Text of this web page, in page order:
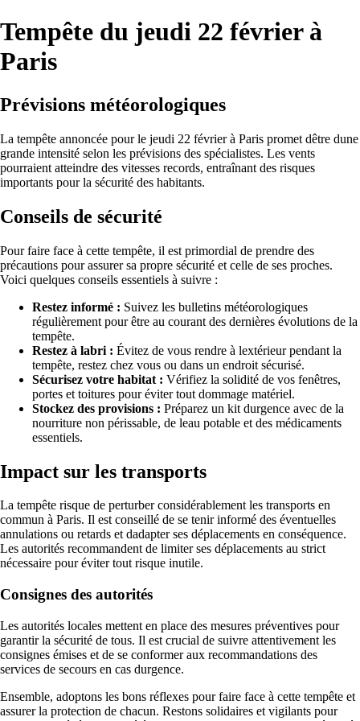
Tempête du jeudi 22 février à
Paris
Prévisions météorologiques
La tempête annoncée pour le jeudi 22 février à Paris promet dêtre dune
grande intensité selon les prévisions des spécialistes. Les vents
pourraient atteindre des vitesses records, entraînant des risques
importants pour la sécurité des habitants.
Conseils de sécurité
Pour faire face à cette tempête, il est primordial de prendre des
précautions pour assurer sa propre sécurité et celle de ses proches.
Voici quelques conseils essentiels à suivre :
Restez informé : Suivez les bulletins météorologiques
régulièrement pour être au courant des dernières évolutions de la
tempête.
Restez à labri : Évitez de vous rendre à lextérieur pendant la
tempête, restez chez vous ou dans un endroit sécurisé.
Sécurisez votre habitat : Vérifiez la solidité de vos fenêtres,
portes et toitures pour éviter tout dommage matériel.
Stockez des provisions : Préparez un kit durgence avec de la
nourriture non périssable, de leau potable et des médicaments
essentiels.
Impact sur les transports
La tempête risque de perturber considérablement les transports en
commun à Paris. Il est conseillé de se tenir informé des éventuelles
annulations ou retards et dadapter ses déplacements en conséquence.
Les autorités recommandent de limiter ses déplacements au strict
nécessaire pour éviter tout risque inutile.
Consignes des autorités
Les autorités locales mettent en place des mesures préventives pour
garantir la sécurité de tous. Il est crucial de suivre attentivement les
consignes émises et de se conformer aux recommandations des
services de secours en cas durgence.
Ensemble, adoptons les bons réflexes pour faire face à cette tempête et
assurer la protection de chacun. Restons solidaires et vigilants pour